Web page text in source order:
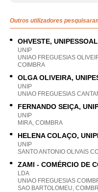
Outros utilizadores
OHVESTE,
UNIP
UNIAO FREGUESIAS
COIMBRA
OLGA OLIVEIRA,
UNIP
UNIAO FREGUESIAS
FERNANDO SEIÇA,
UNIP
MIRA, COIMBRA
HELENA COLAÇO,
UNIP
SANTO ANTONIO OLIVAIS
ZAMI - COMÉRCIO DE
LDA
UNIAO FREGUESIAS
SAO BARTOLOMEU,